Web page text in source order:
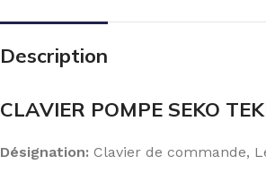
Description
CLAVIER POMPE SEKO
Désignation: Clavier de commande,